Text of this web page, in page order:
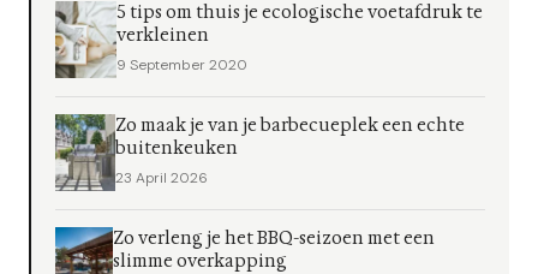
5 tips om thuis je ecologische voetafdruk te
verkleinen
9 September 2020
Zo maak je van je barbecueplek een echte
buitenkeuken
23 April 2026
Zo verleng je het BBQ-seizoen met een
slimme overkapping